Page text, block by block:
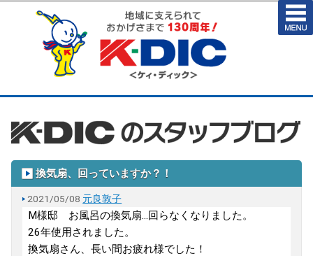
換気扇、回っていますか？！
2021/05/08 元良敦子
M様邸 お風呂の換気扇...回らなくなりました。
26年使用されました。
換気扇さん、長い間お疲れ様でした！